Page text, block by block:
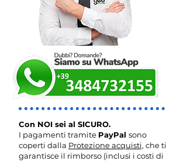
Con NOI sei al SICURO.
I pagamenti tramite PayPal sono
coperti dalla Protezione acquisti, che ti
garantisce il rimborso (inclusi i costi di